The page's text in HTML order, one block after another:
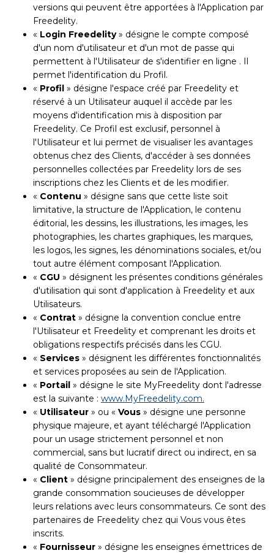
versions qui peuvent être apportées à l'Application par
Freedelity.
« Login Freedelity» désigne le compte composé
d'un nom d'utilisateur et d'un mot de passe qui
permettent à l'Utilisateur de s'identifier en ligne . Il
permet l'identification du Profil.
« Profil » désigne l'espace créé par Freedelity et
réservé à un Utilisateur auquel il accède par les
moyens d'identification mis à disposition par
Freedelity. Ce Profil est exclusif, personnel à
l'Utilisateur et lui permet de visualiser les avantages
obtenus chez des Clients, d'accéder à ses données
personnelles collectées par Freedelity lors de ses
inscriptions chez les Clients et de les modifier.
« Contenu » désigne sans que cette liste soit
limitative, la structure de l'Application, le contenu
éditorial, les dessins, les illustrations, les images, les
photographies, les chartes graphiques, les marques,
les logos, les signes, les dénominations sociales, et/ou
tout autre élément composant l'Application.
« CGU » désignent les présentes conditions générales
d'utilisation qui sont d'application à Freedelity et aux
Utilisateurs.
« Contrat » désigne la convention conclue entre
l'Utilisateur et Freedelity et comprenant les droits et
obligations respectifs précisés dans les CGU.
« Services » désignent les différentes fonctionnalités
et services proposées au sein de l'Application.
« Portail » désigne le site MyFreedelity dont l'adresse
est la suivante : www.MyFreedelity.com.
« Utilisateur » ou « Vous » désigne une personne
physique majeure, et ayant téléchargé l'Application
pour un usage strictement personnel et non
commercial, sans but lucratif direct ou indirect, en sa
qualité de Consommateur.
« Client » désigne principalement des enseignes de la
grande consommation soucieuses de développer
leurs relations avec leurs consommateurs. Ce sont des
partenaires de Freedelity chez qui Vous vous êtes
inscrits.
« Fournisseur » désigne les enseignes émettrices de